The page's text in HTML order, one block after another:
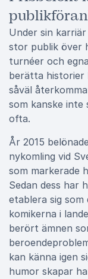
Under sin
stor publik över
turnéer och
berätta historier
såväl
som kanske
ofta.
År 2015
nykomling vid
som markerade
Sedan dess har
etablera sig
komikerna i
berört ämnen
kan känna igen
humor skapar